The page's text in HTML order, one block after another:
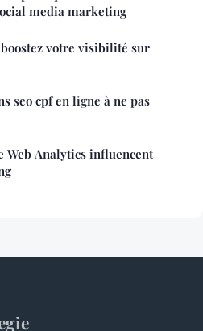
media marketing
votre visibilité sur
seo cpf en ligne à ne pas
Web Analytics influencent